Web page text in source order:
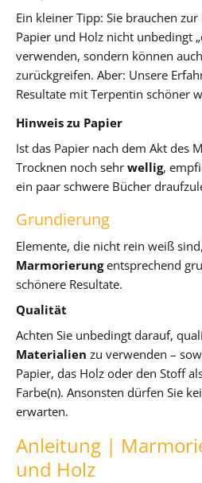
Ein kleiner Tipp: Sie brauchen
Papier und Holz nicht unbedingt
verwenden, sondern können
zurückgreifen. Aber: Unsere
Resultate mit Terpentin schöner
Hinweis zu Papier
Ist das Papier nach dem Akt des
Trocknen noch sehr wellig,
ein paar schwere Bücher
Grundierung
Elemente, die nicht rein weiß
Marmorierungentsprechend
schönere Resultate.
Qualität
Achten Sie unbedingt darauf,
Materialien zu verwenden –
Papier, das Holz oder den Stoff
Farbe(n). Ansonsten dürfen Sie
erwarten.
Anleitung |
und Holz